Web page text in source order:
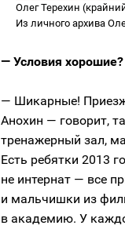
Олег Терехин
Из личного архива
— Условия хорошие?
— Шикарные!
Анохин — говорит,
тренажерный зал,
Есть ребятки 2013
не интернат — все
и мальчишки из
в академию. У